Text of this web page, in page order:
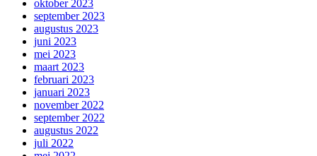
oktober 2023
september 2023
augustus 2023
juni 2023
mei 2023
maart 2023
februari 2023
januari 2023
november 2022
september 2022
augustus 2022
juli 2022